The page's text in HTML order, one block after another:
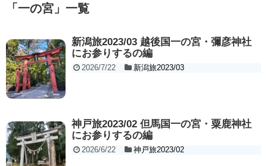
「 一の宮 」 一覧
新潟旅2023/03 越後国一の宮・彌彦神社
にお参りするの編
2026/7/22 新潟旅2023/03
神戸旅2023/02 但馬国一の宮・粟鹿神社
にお参りするの編
2026/6/22 神戸旅2023/02